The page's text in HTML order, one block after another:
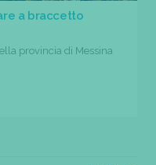
a braccetto
provincia di Messina